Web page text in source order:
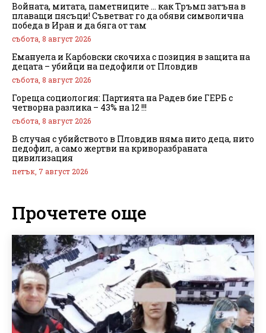
Войната, митата, паметниците … как Тръмп затъна в
плаващи пясъци! Съветват го да обяви символична
победа в Иран и да бяга от там
събота, 8 август 2026
Емануела и Карбовски скочиха с позиция в защита на
децата – убийци на педофили от Пловдив
събота, 8 август 2026
Гореща социология: Партията на Радев бие ГЕРБ с
четворна разлика – 43% на 12 !!!
събота, 8 август 2026
В случая с убийството в Пловдив няма нито деца, нито
педофил, а само жертви на криворазбраната
цивилизация
петък, 7 август 2026
Прочетете още